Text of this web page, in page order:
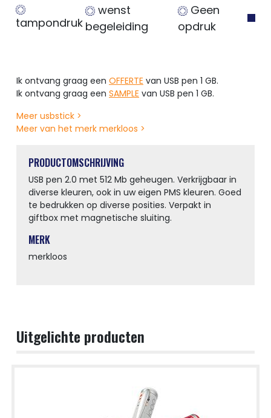
tampondruk
wenst
begeleiding
Geen
opdruk
Ik ontvang graag een OFFERTE van USB pen 1 GB.
Ik ontvang graag een SAMPLE van USB pen 1 GB.
Meer usbstick >
Meer van het merk merkloos >
PRODUCTOMSCHRIJVING
USB pen 2.0 met 512 Mb geheugen. Verkrijgbaar in
diverse kleuren, ook in uw eigen PMS kleuren. Goed
te bedrukken op diverse posities. Verpakt in
giftbox met magnetische sluiting.
MERK
merkloos
Uitgelichte producten